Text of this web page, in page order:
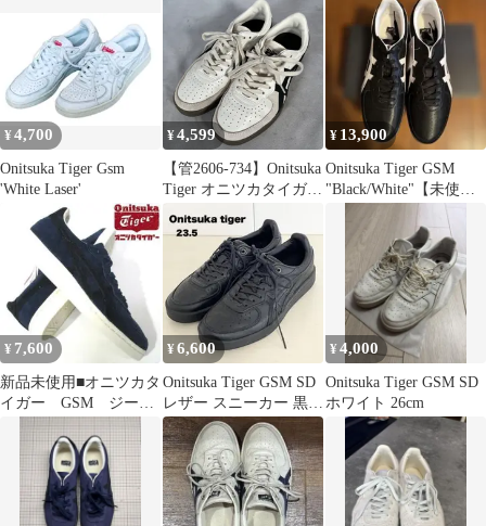
¥4,700
Onitsuka Tiger Gsm
'White Laser'
¥4,599
【管2606-734】Onitsuka
Tiger オニツカタイガー
cm ホワイト×ブラック
中古品 現状渡し
¥ 13,900
Onitsuka Tiger GSM
"Black/White"【未使用
¥ 7,600
新品未使用■オニツカタ
イガー GSM ジーエ
スエム 紺 24.5cm
アシックス
¥6,600
Onitsuka Tiger GSM SD
レザー スニーカー 黒
23.5
¥4,000
Onitsuka Tiger GSM SD
ホワイト 26cm